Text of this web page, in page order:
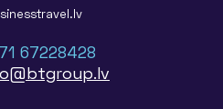
67228428